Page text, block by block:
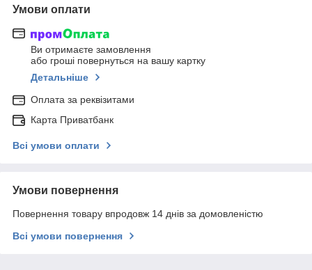
Умови оплати
Ви отримаєте замовлення
або гроші повернуться на вашу картку
Детальніше
Оплата за реквізитами
Карта Приватбанк
Всі умови оплати
Умови повернення
Повернення товару впродовж 14 днів за домовленістю
Всі умови повернення